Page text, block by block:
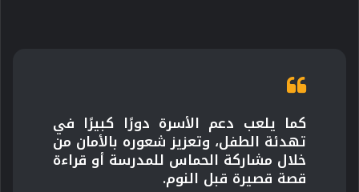
كما يلعب دعم الأسرة دورًا كبيرًا في
تهدئة الطفل، وتعزيز شعوره بالأمان من
خلال مشاركة الحماس للمدرسة أو قراءة
قصة قصيرة قبل النوم.